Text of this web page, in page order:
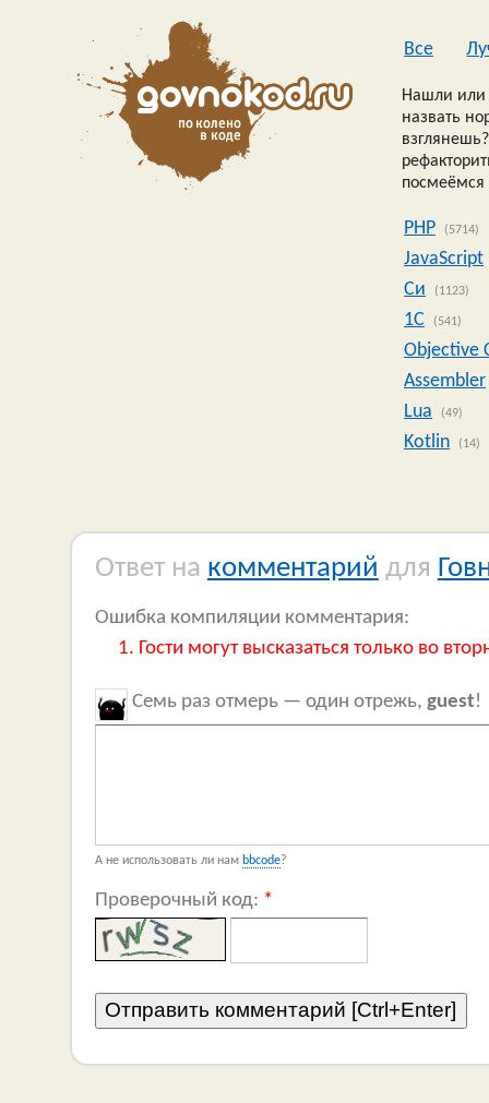
Все
Нашли или
назвать
посмеёмся
PHP (5714)
JavaScript
Си
(1123)
1C (541)
Objective
Assembler
Lua
(49)
Kotlin (14)
Ответ на комментарий для
Ошибка компиляции комментария:
Гости могут высказаться только во
Семь раз отмерь — один отрежь, guest!
А не использовать ли нам bbcode?
Проверочный код: *